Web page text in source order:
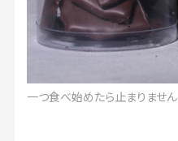
一つ食べ始めたら止まりません